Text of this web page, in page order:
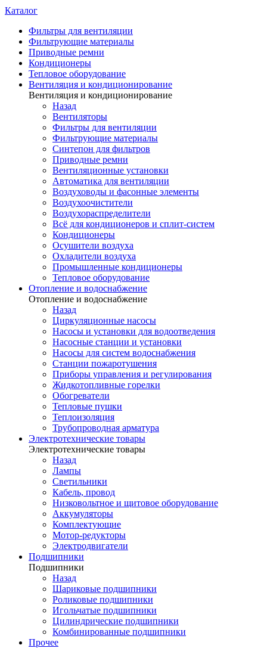
Каталог
Фильтры для вентиляции
Фильтрующие материалы
Приводные ремни
Кондиционеры
Тепловое оборудование
Вентиляция и кондиционирование
Вентиляция и кондиционирование
Назад
Вентиляторы
Фильтры для вентиляции
Фильтрующие материалы
Синтепон для фильтров
Приводные ремни
Вентиляционные установки
Автоматика для вентиляции
Воздуховоды и фасонные элементы
Воздухоочистители
Воздухораспределители
Всё для кондиционеров и сплит-систем
Кондиционеры
Осушители воздуха
Охладители воздуха
Промышленные кондиционеры
Тепловое оборудование
Отопление и водоснабжение
Отопление и водоснабжение
Назад
Циркуляционные насосы
Насосы и установки для водоотведения
Насосные станции и установки
Насосы для систем водоснабжения
Станции пожаротушения
Приборы управления и регулирования
Жидкотопливные горелки
Обогреватели
Тепловые пушки
Теплоизоляция
Трубопроводная арматура
Электротехнические товары
Электротехнические товары
Назад
Лампы
Светильники
Кабель, провод
Низковольтное и щитовое оборудование
Аккумуляторы
Комплектующие
Мотор-редукторы
Электродвигатели
Подшипники
Подшипники
Назад
Шариковые подшипники
Роликовые подшипники
Игольчатые подшипники
Цилиндрические подшипники
Комбинированные подшипники
Прочее